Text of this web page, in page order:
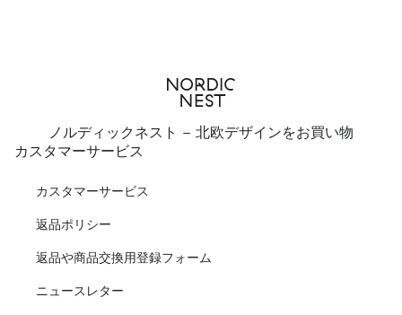
ノルディックネスト - 北欧デザインをお買い物
カスタマーサービス
カスタマーサービス
返品ポリシー
返品や商品交換用登録フォーム
ニュースレター